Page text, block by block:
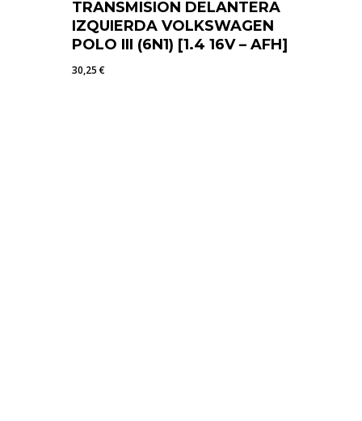
TRANSMISION DELANTERA
IZQUIERDA VOLKSWAGEN
POLO III (6N1) [1.4 16V – AFH]
30,25€